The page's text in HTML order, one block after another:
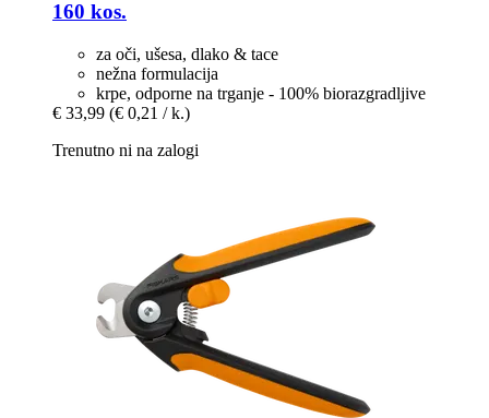
160 kos.
za oči, ušesa, dlako & tace
nežna formulacija
krpe, odporne na trganje - 100% biorazgradljive
€ 33,99 (€ 0,21 / k.)
Trenutno ni na zalogi